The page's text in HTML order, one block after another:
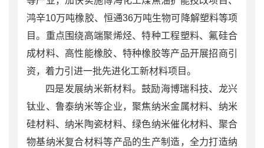
鸿辛10万吨橡胶、恒通36万吨生物可降解塑料等项
目。重点围绕高端聚烯烃、特种工程塑料、氟硅合
成材料、高性能橡胶、特种橡胶等产品开展招商引
资，着力引进一批先进化工新材料项目。
四是发展纳米新材料。鼓励海博瑞科技、龙兴
钛业、鲁泰纳米等企业，聚焦纳米金属材料、纳米
硅材料、纳米陶瓷材料、绿色纳米催化材料、聚合
物基纳米复合材料等产品的生产制造，全力打造纳